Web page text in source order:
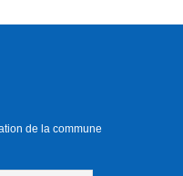
de la commune